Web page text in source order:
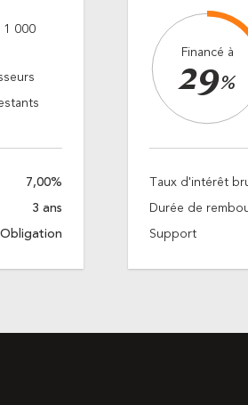
1 000
7,00%
3 ans
Obligation
Financé à
29%
Taux d'intérêt
Durée de
Support